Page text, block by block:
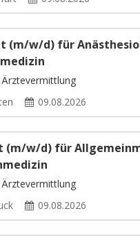
(m/w/d) für
Ärztevermittlung
09.08.2026
(m/w/d) für
Ärztevermittlung
09.08.2026